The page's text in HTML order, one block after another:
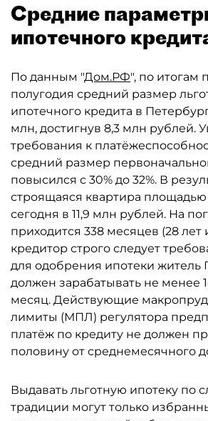
Средние
ипотечного
По данным "Дом.РФ", по итогам
полугодия средний размер
ипотечного кредита в
млн, достигнув 8,3 млн рублей.
требования к
средний размер
повысился с 30% до 32%. В
строящаяся квартира
сегодня в 11,9 млн рублей. На
приходится 338 месяцев (28 лет
кредитор строго следует
для одобрения ипотеки житель
должен зарабатывать не менее
месяц. Действующие
лимиты (МПЛ) регулятора
платёж по кредиту не должен
половину от среднемесячного
Выдавать льготную ипотеку по
традиции могут только